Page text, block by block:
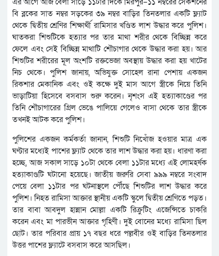
বি ব্লকের সাত নম্বর সড়কের ৩৯ নম্বর বাড়ির তিনতলার একটি ফ্ল্যাট
থেকে দ্বিতীয় শ্রেণির শিক্ষার্থী রামিসার খণ্ডিত লাশ উদ্ধার করে পুলিশ।
ঘাতকরা শিশুটিকে হত্যার পর তার মাথা শরীর থেকে বিচ্ছিন্ন করে
ফেলে এবং সেই বিচ্ছিন্ন মাথাটি শৌচাগার থেকে উদ্ধার করা হয়। আর
শিশুটির শরীরের মূল অংশটি রক্তভেজা অবস্থায় উদ্ধার করা হয় খাটের
নিচ থেকে। পুলিশ জানায়, অভিযুক্ত সোহেল রানা পেশায় একজন
রিকশার মেকানিক এবং ওই কক্ষে দুই মাস আগে স্ত্রীকে নিয়ে তিনি
ভাড়াটিয়া হিসেবে বসবাস শুরু করেন। নৃশংস এই হত্যাকাণ্ডের পর
তিনি শৌচাগারের গ্রিল ভেঙে পালিয়ে গেলেও বাসা থেকে তার স্ত্রীকে
তখনই আটক করে পুলিশ।
পুলিশের একজন কর্মকর্তা জানান, শিশুটি নিখোঁজ হওয়ার মাত্র এক
ঘণ্টার মধ্যেই পাশের ফ্ল্যাট থেকে তার লাশ উদ্ধার করা হয়। ধারণা করা
হচ্ছে, আজ সকাল সাড়ে ১০টা থেকে বেলা ১১টার মধ্যে এই লোমহর্ষক
হত্যাকাণ্ডটি ঘটানো হয়েছে। জাতীয় জরুরি সেবা ৯৯৯ নম্বরে সংবাদ
পেয়ে বেলা ১১টার পর ঘটনাস্থলে পৌঁছে শিশুটির লাশ উদ্ধার করে
পুলিশ। নিহত রামিসা আক্তার স্থানীয় একটি স্কুলে দ্বিতীয় শ্রেণিতে পড়ত।
তার বাবা আবদুল হান্নান মোল্লা একটি রিক্রুটিং এজেন্সিতে চাকরি
করেন এবং মা পারভীন আক্তার গৃহিণী। দুই বোনের মধ্যে রামিসা ছিল
ছোট। তার পরিবার প্রায় ১৭ বছর ধরে পল্লবীর ওই বাড়ির তিনতলার
উত্তর পাশের ফ্ল্যাটে বসবাস করে আসছিল।